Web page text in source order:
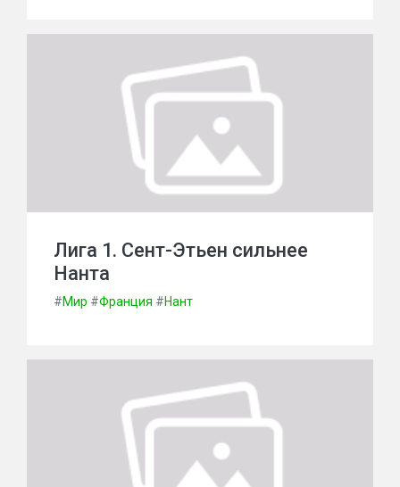
Лига 1. Сент-Этьен сильнее
Нанта
#Мир #Франция #Нант